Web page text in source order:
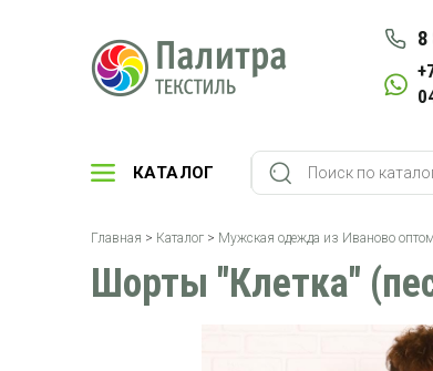
8
КАТАЛОГ
Главная > Каталог > Мужская одежда из Иваново оптом
Шорты "Клетка"